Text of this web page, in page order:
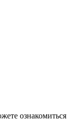
ознакомиться